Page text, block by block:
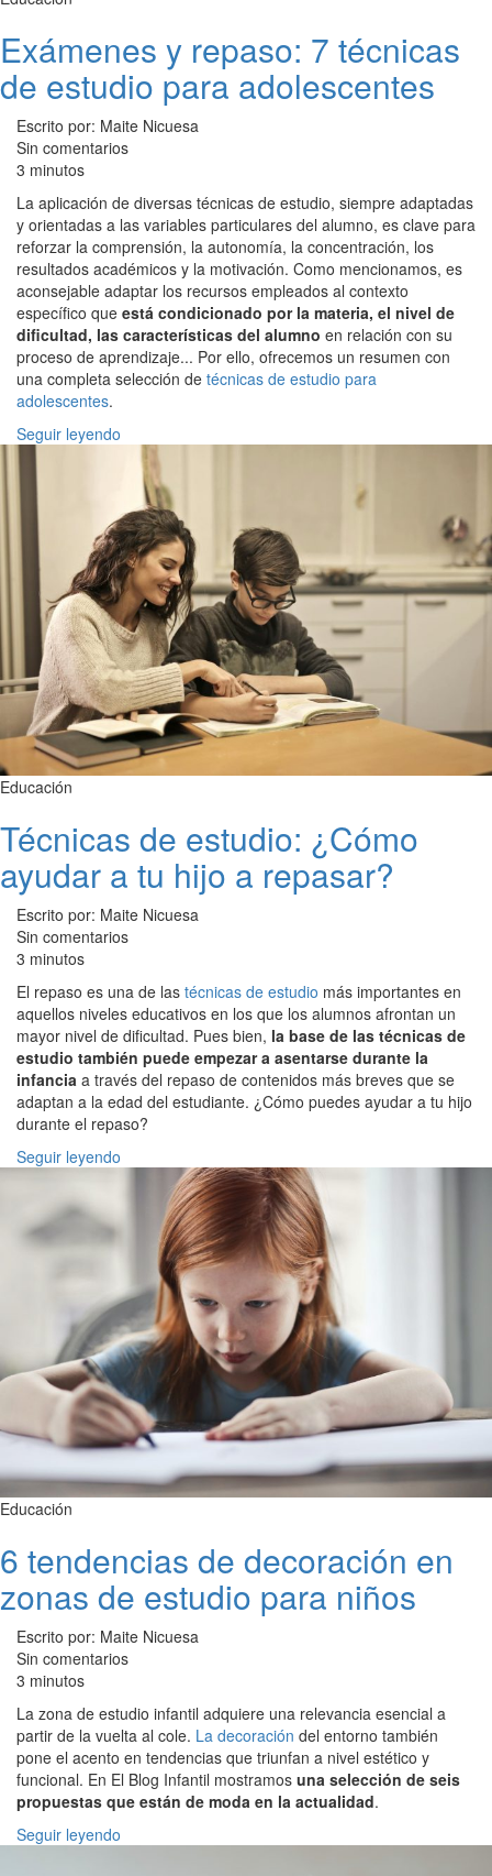
Exámenes y repaso: 7 técnicas
de estudio para adolescentes
Escrito por: Maite Nicuesa
Sin comentarios
3 minutos
La aplicación de diversas técnicas de estudio, siempre adaptadas
y orientadas a las variables particulares del alumno, es clave para
reforzar la comprensión, la autonomía, la concentración, los
resultados académicos y la motivación. Como mencionamos, es
aconsejable adaptar los recursos empleados al contexto
específico que está condicionado por la materia, el nivel de
dificultad, las características del alumno en relación con su
proceso de aprendizaje... Por ello, ofrecemos un resumen con
una completa selección de técnicas de estudio para
adolescentes.
Seguir leyendo
Educación
Técnicas de estudio: ¿Cómo
ayudar a tu hijo a repasar?
Escrito por: Maite Nicuesa
Sin comentarios
3 minutos
El repaso es una de las técnicas de estudio más importantes en
aquellos niveles educativos en los que los alumnos afrontan un
mayor nivel de dificultad. Pues bien, la base de las técnicas de
estudio también puede empezar a asentarse durante la
infancia a través del repaso de contenidos más breves que se
adaptan a la edad del estudiante. ¿Cómo puedes ayudar a tu hijo
durante el repaso?
Seguir leyendo
Educación
6 tendencias de decoración en
zonas de estudio para niños
Escrito por: Maite Nicuesa
Sin comentarios
3 minutos
La zona de estudio infantil adquiere una relevancia esencial a
partir de la vuelta al cole. La decoración del entorno también
pone el acento en tendencias que triunfan a nivel estético y
funcional. En El Blog Infantil mostramos una selección de seis
propuestas que están de moda en la actualidad.
Seguir leyendo